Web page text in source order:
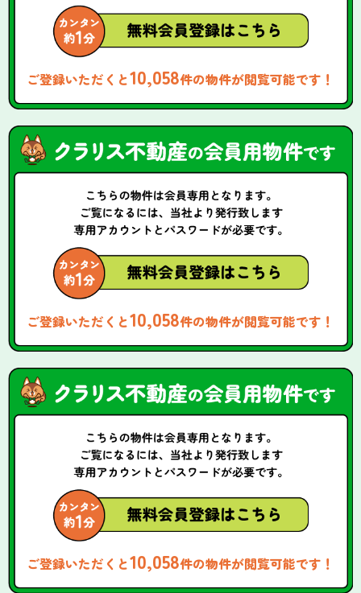
ご登録いただくと10,058件の物件が閲覧可能です！
ご登録いただくと10,058件の物件が閲覧可能です！
ご登録いただくと10,058件の物件が閲覧可能です！